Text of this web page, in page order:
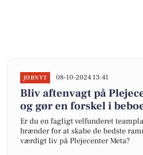
JOBNYT 08-10-2024 13:41
Bliv aftenvagt på
og gør en forskel i
Er du en fagligt velfunderet
brænder for at skabe de bedste
værdigt liv på Plejecenter Meta?